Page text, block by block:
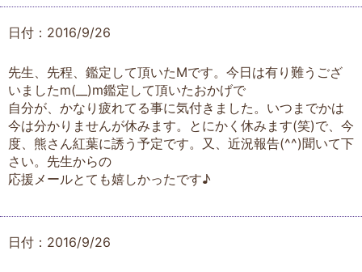
日付：2016/9/26
先生、先程、鑑定して頂いたMです。今日は有り難うござ
いましたm(__)m鑑定して頂いたおかげで
自分が、かなり疲れてる事に気付きました。いつまでかは
今は分かりませんが休みます。とにかく休みます(笑)で、今
度、熊さん紅葉に誘う予定です。又、近況報告(^^)聞いて下
さい。先生からの
応援メールとても嬉しかったです♪
日付：2016/9/26